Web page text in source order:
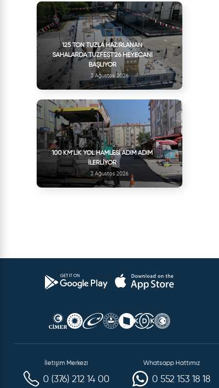
125 TON TUZLA HAZIRLANAN
SAHALARDA TUZFEST'26 HEYECANI
BAŞLIYOR
3 Ağustos 2026
100 KM’LIK YOL HAMLESI ADIM ADIM
İLERLIYOR
3 Ağustos 2026
İletişim Merkezi
0 (376) 212 14 00
Whatsapp Hattımız
0 552 153 18 18